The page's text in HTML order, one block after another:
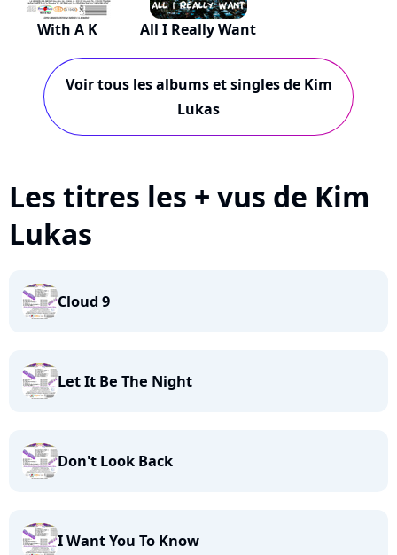
With A K All I Really Want
Voir tous les albums et singles de Kim
Lukas
Les titres les + vus de Kim
Lukas
Cloud 9
Let It Be The Night
Don't Look Back
I Want You To Know